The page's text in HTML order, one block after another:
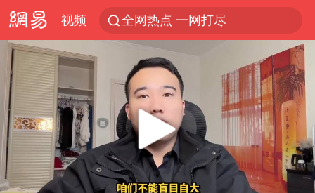
视频 全网热点 一网打尽